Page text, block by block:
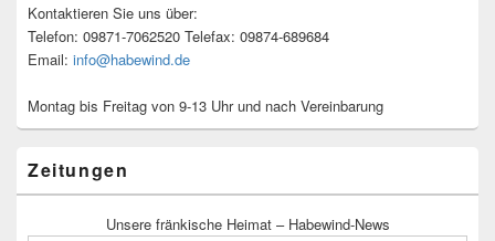
Kontaktieren Sie uns über:
Telefon: 09871-7062520 Telefax: 09874-689684
Email: info@habewind.de
Montag bis Freitag von 9-13 Uhr und nach Vereinbarung
Zeitungen
Unsere fränkische Heimat – Habewind-News